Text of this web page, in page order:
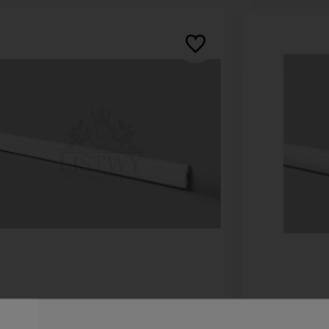
Do ulubionych
Próbka